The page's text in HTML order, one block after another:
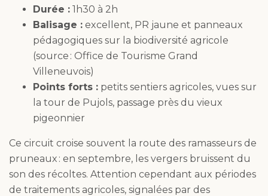
Durée : 1h30 à 2h
Balisage : excellent, PR jaune et panneaux
pédagogiques sur la biodiversité agricole
(source : Office de Tourisme Grand
Villeneuvois)
Points forts : petits sentiers agricoles, vues sur
la tour de Pujols, passage près du vieux
pigeonnier
Ce circuit croise souvent la route des ramasseurs de
pruneaux : en septembre, les vergers bruissent du
son des récoltes. Attention cependant aux périodes
de traitements agricoles, signalées par des